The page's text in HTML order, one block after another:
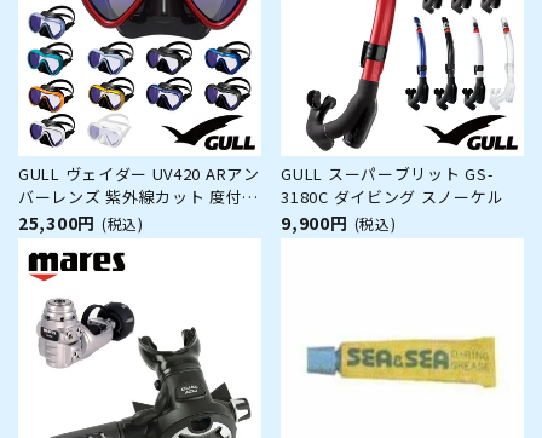
GULL ヴェイダー UV420 ARアン
バーレンズ 紫外線カット 度付き
レンズ（オーダー）対応 GM-
1293D GM-1294D ダイビング マ
スク
25,300円 (税込)
GULL スーパーブリット GS-
3180C ダイビング スノーケル
9,900円 (税込)